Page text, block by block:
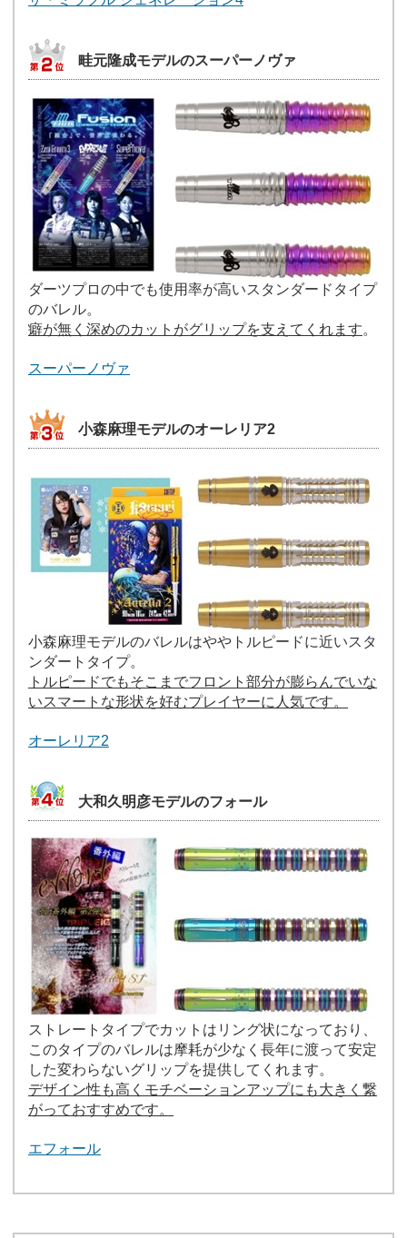
畦元隆成モデルのスーパーノヴァ
ダーツプロの中でも使用率が高いスタンダードタイプ
のバレル。
癖が無く深めのカットがグリップを支えてくれます。
スーパーノヴァ
小森麻理モデルのオーレリア2
小森麻理モデルのバレルはややトルピードに近いスタ
ンダートタイプ。
トルピードでもそこまでフロント部分が膨らんでいな
いスマートな形状を好むプレイヤーに人気です。
オーレリア2
大和久明彦モデルのフォール
ストレートタイプでカットはリング状になっており、
このタイプのバレルは摩耗が少なく長年に渡って安定
した変わらないグリップを提供してくれます。
デザイン性も高くモチベーションアップにも大きく繋
がっておすすめです。
エフォール